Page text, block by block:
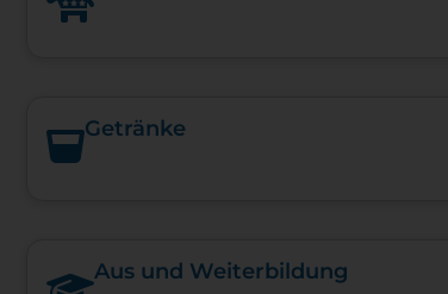
Getränke
Aus und Weiterbildung